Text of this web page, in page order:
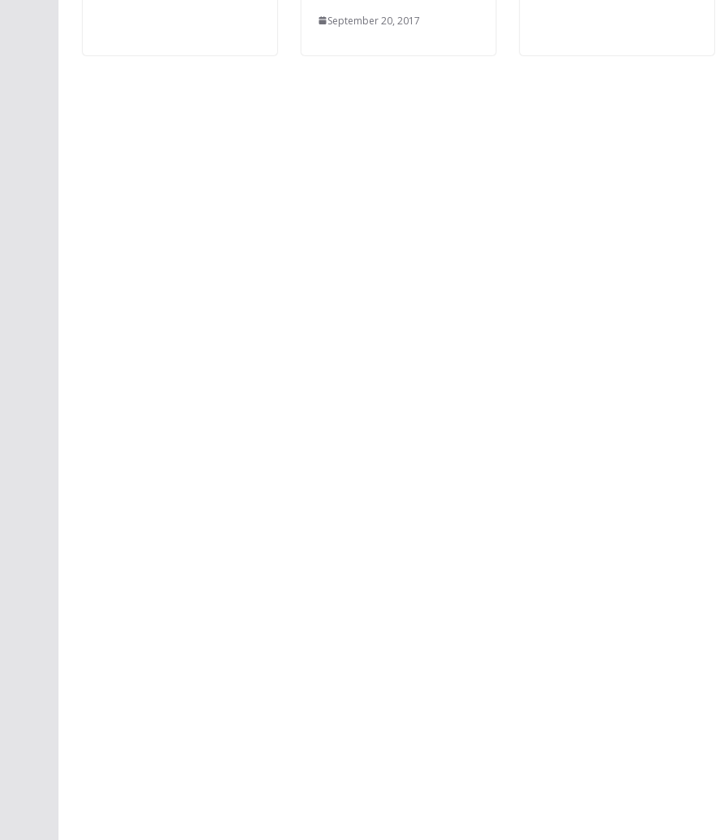
September 20, 2017